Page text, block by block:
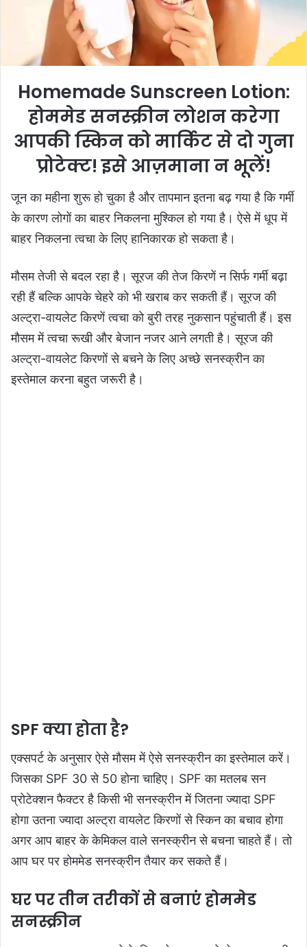
l
Homemade Sunscreen Lotion:
होममेड सनस्‍क्रीन लोशन करेगा
आपकी स्किन को मार्किट से दो गुना
प्रोटेक्ट! इसे आज़माना न भूलें!
जून का महीना शुरू हो चुका है और तापमान इतना बढ़ गया है कि गर्मी
के कारण लोगों का बाहर निकलना मुश्किल हो गया है। ऐसे में धूप में
बाहर निकलना त्वचा के लिए हानिकारक हो सकता है।
मौसम तेजी से बदल रहा है। सूरज की तेज किरणें न सिर्फ गर्मी बढ़ा
रही हैं बल्कि आपके चेहरे को भी खराब कर सकती हैं। सूरज की
अल्ट्रा-वायलेट किरणें त्वचा को बुरी तरह नुकसान पहुंचाती हैं। इस
मौसम में त्वचा रूखी और बेजान नजर आने लगती है। सूरज की
अल्ट्रा-वायलेट किरणों से बचने के लिए अच्छे सनस्क्रीन का
इस्तेमाल करना बहुत जरूरी है।
SPF क्या होता है?
एक्सपर्ट के अनुसार ऐसे मौसम में ऐसे सनस्क्रीन का इस्तेमाल करें।
जिसका SPF 30 से 50 होना चाहिए। SPF का मतलब सन
प्रोटेक्शन फैक्टर है किसी भी सनस्क्रीन में जितना ज्यादा SPF
होगा उतना ज्यादा अल्ट्रा वायलेट किरणों से स्किन का बचाव होगा
अगर आप बाहर के केमिकल वाले सनस्क्रीन से बचना चाहते हैं। तो
आप घर पर होममेड सनस्क्रीन तैयार कर सकते हैं।
घर पर तीन तरीकों से बनाएं होममेड
सनस्क्रीन